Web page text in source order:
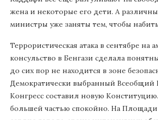
жена и некоторые его дети. А
министры уже заняты тем, чтобы
Террористическая атака в сентябре на
консульство в Бенгази сделала
до сих пор не находится в зоне
Демократически выбранный
Конгресс составил новую
большей частью спокойно. На